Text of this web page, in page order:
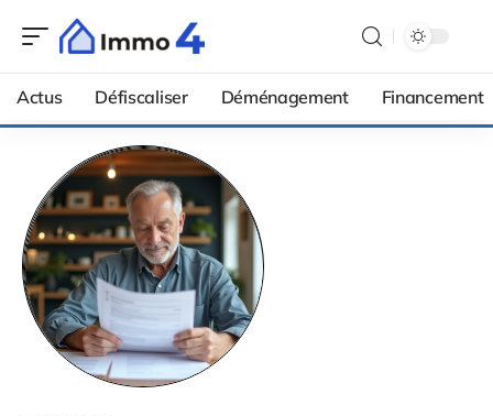
Actus Défiscaliser Déménagement Financement